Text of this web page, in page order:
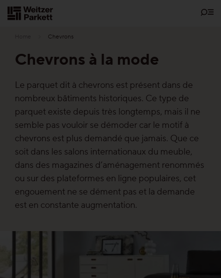
Parquet
Les fonctions
Parquet sans entretien
Parquet Santé
Parquet Silence
Parquet pour rénovation
Zum
Inhalt
Chevrons
Chevrons à la mode
Le parquet dit à chevrons est présent dans de
nombreux bâtiments historiques. Ce type de
parquet existe depuis très longtemps, mais il ne
semble pas vouloir se démoder car le motif à
chevrons est plus demandé que jamais. Que ce
soit dans les salons internationaux du meuble,
dans des magazines d’aménagement renommés
ou sur des plateformes en ligne populaires, cet
engouement ne se dément pas et la demande
est en constante augmentation.